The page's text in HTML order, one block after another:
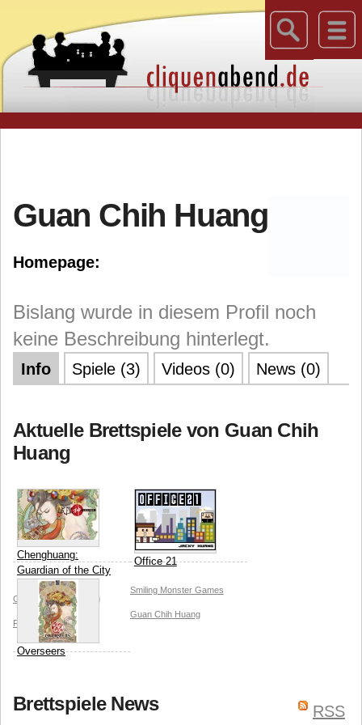
Guan Chih Huang
Homepage:
Bislang wurde in diesem Profil noch
keine Beschreibung hinterlegt.
Info Spiele (3) Videos (0) News (0)
Aktuelle Brettspiele von Guan Chih
Huang
Chenghuang:
Guardian of the City
Guan Chih Huang Big
Fun Games
Office 21
Smiling Monster Games
Guan Chih Huang
Overseers
ThunderGryph Games RSS
Brettspiele News